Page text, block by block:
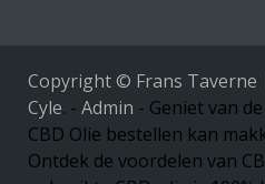
Copyright © Frans Taverne
Cyle. - Admin - Geniet van
CBD Olie bestellen kan
Ontdek de voordelen van